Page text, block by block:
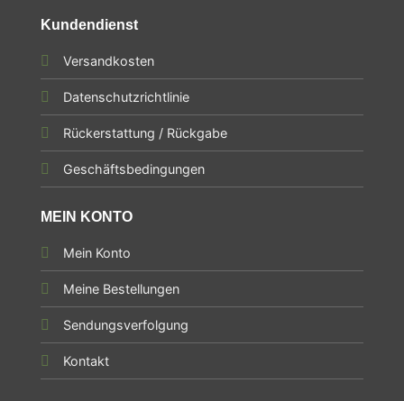
Kundendienst
Versandkosten
Datenschutzrichtlinie
Rückerstattung / Rückgabe
Geschäftsbedingungen
MEIN KONTO
Mein Konto
Meine Bestellungen
Sendungsverfolgung
Kontakt